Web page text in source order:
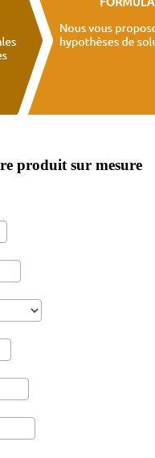
produit sur mesure